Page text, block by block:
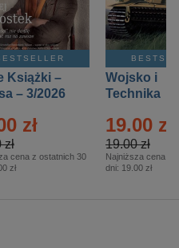
Książki –
– 3/2026
zł
cena z ostatnich 30
zł
Wojsko i
Technika
– 2/2026
19.00 zł
19.00 zł
Najniższa cena z
dni: 19.00 zł